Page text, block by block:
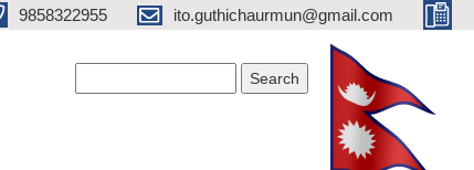
9858322955 ito.guthichaurmun@gmail.com